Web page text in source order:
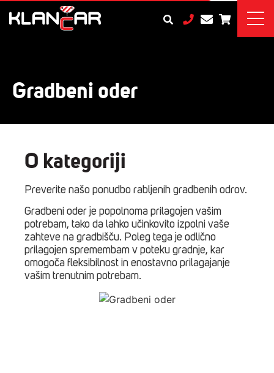
Gradbeni oder
O kategoriji
Preverite našo ponudbo rabljenih gradbenih odrov.
Gradbeni oder je popolnoma prilagojen vašim
potrebam, tako da lahko učinkovito izpolni vaše
zahteve na gradbišču. Poleg tega je odlično
prilagojen spremembam v poteku gradnje, kar
omogoča fleksibilnost in enostavno prilagajanje
vašim trenutnim potrebam.